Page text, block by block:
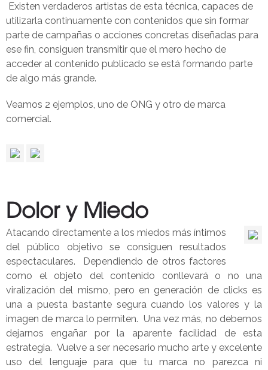
Existen verdaderos artistas de esta técnica, capaces de
utilizarla continuamente con contenidos que sin formar
parte de campañas o acciones concretas diseñadas para
ese fin, consiguen transmitir que el mero hecho de
acceder al contenido publicado se está formando parte
de algo más grande.
Veamos 2 ejemplos, uno de ONG y otro de marca
comercial.
Dolor y Miedo
Atacando directamente a los miedos más íntimos
del público objetivo se consiguen resultados
espectaculares. Dependiendo de otros factores
como el objeto del contenido conllevará o no una
viralización del mismo, pero en generación de clicks es
una a puesta bastante segura cuando los valores y la
imagen de marca lo permiten. Una vez más, no debemos
dejarnos engañar por la aparente facilidad de esta
estrategia. Vuelve a ser necesario mucho arte y excelente
uso del lenguaje para que tu marca no parezca ni